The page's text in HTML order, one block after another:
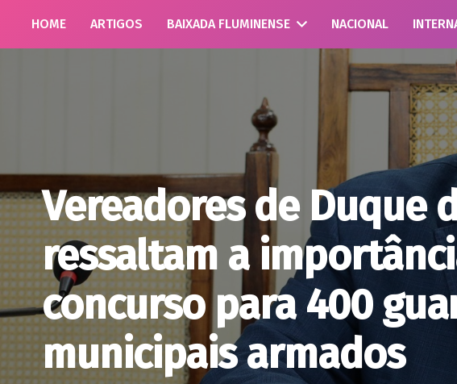
HOME ARTIGOS BAIXADA FLUMINENSE NACIONAL
Vereadores de Duque
ressaltam a
concurso para 400
municipais armados